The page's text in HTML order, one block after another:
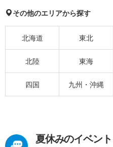
その他のエリアから探す
北海道 東北
北陸 東海
四国 九州・沖縄
夏休みのイベン